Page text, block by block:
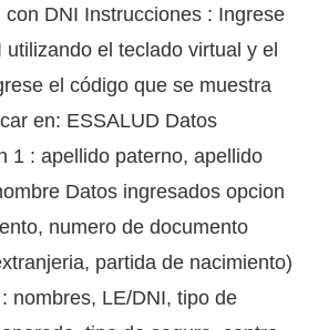
con DNI Instrucciones : Ingrese
el teclado virtual y el
el código que se muestra
en: ESSALUD Datos
1 : apellido paterno, apellido
Datos ingresados opcion
numero de documento
partida de nacimiento)
nombres, LE/DNI, tipo de